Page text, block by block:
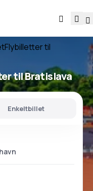
Flybilletter til
til Bratislava
Enkeltbillet